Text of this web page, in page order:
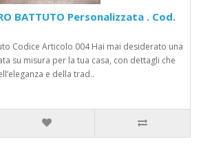
BATTUTO Personalizzata . Cod.
Codice Articolo 004 Hai mai desiderato una
su misura per la tua casa, con dettagli che
e della trad..